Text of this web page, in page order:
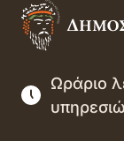
Ωράριο